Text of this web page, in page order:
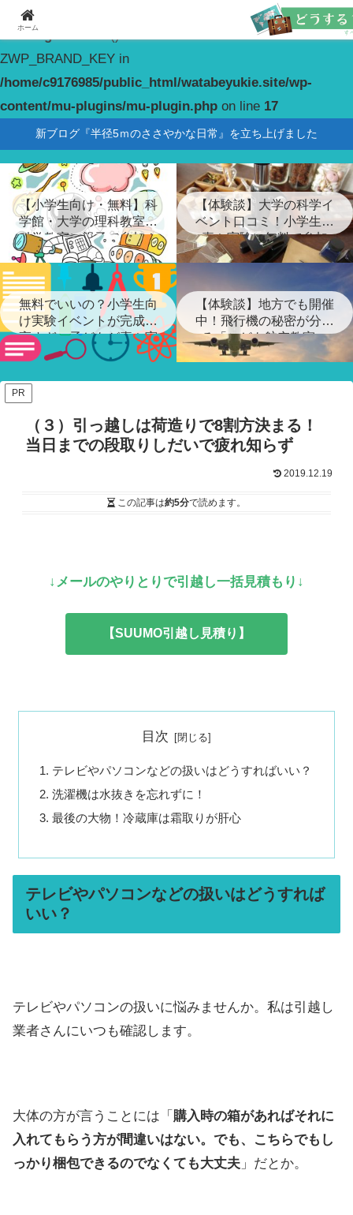
Warning
ZWP_BRAND_KEY in
/home/c9176985/public_html/watabeyukie.site/wp-
content/mu-plugins/mu-plugin.php on line 17
新ブログ『半径5ｍのささやかな日常』を立ち上げました
【小学生向け・無料】科
学館・大学の理科教室・
科学教室に親子で参加！
【体験談】大学の科学イ
ベント口コミ！小学生が
喜ぶ実験に無料で参加
無料でいいの？小学生向
け実験イベントが完成度
高すぎ…子どもが喜ぶ実
験ショー
【体験談】地方でも開催
中！飛行機の秘密が分か
る「こども航空教室」
PR
（３）引っ越しは荷造りで8割方決まる！
当日までの段取りしだいで疲れ知らず
2019.12.19
この記事は約5分で読めます。
↓メールのやりとりで引越し一括見積もり↓
【SUUMO引越し見積り】
目次
テレビやパソコンなどの扱いはどうすればいい？
洗濯機は水抜きを忘れずに！
最後の大物！冷蔵庫は霜取りが肝心
テレビやパソコンなどの扱いはどうすれば
いい？
テレビやパソコンの扱いに悩みませんか。私は引越し
業者さんにいつも確認します。
大体の方が言うことには「 購入時の箱があればそれに
入れてもらう方が間違いはない。でも、こちらでもし
っかり梱包できるのでなくても大丈夫 」だとか。
ホーム